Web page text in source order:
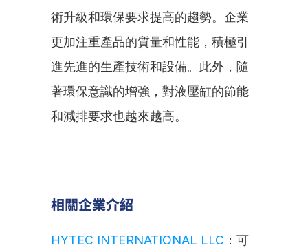
術升級和環保要求提高的趨勢。企業
更加注重產品的質量和性能，積極引
進先進的生產技術和設備。此外，隨
著環保意識的增強，對液壓缸的節能
和減排要求也越來越高。
相關企業介紹
HYTEC INTERNATIONAL LLC ：可